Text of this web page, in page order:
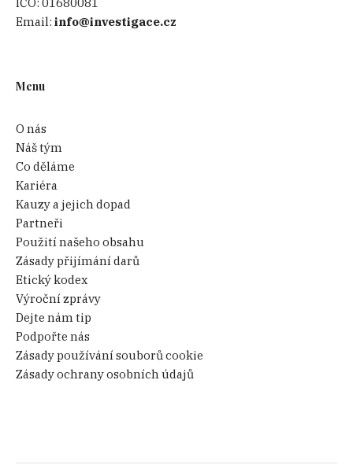
Email:info@investigace.cz
Menu
O nás
Náš tým
Co děláme
Kariéra
Kauzy a jejich dopad
Partneři
Použití našeho obsahu
Zásady přijímání darů
Etický kodex
Výroční zprávy
Dejte nám tip
Podpořte nás
Zásady používání souborů cookie
Zásady ochrany osobních údajů